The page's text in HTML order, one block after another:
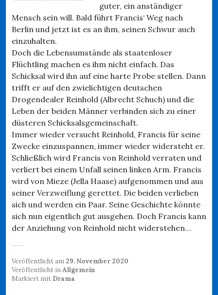
guter, ein anständiger
Mensch sein will. Bald führt Francis‘ Weg nach
Berlin und jetzt ist es an ihm, seinen Schwur auch
einzuhalten.
Doch die Lebensumstände als staatenloser
Flüchtling machen es ihm nicht einfach. Das
Schicksal wird ihn auf eine harte Probe stellen. Dann
trifft er auf den zwielichtigen deutschen
Drogendealer Reinhold (Albrecht Schuch) und die
Leben der beiden Männer verbinden sich zu einer
düsteren Schicksalsgemeinschaft.
Immer wieder versucht Reinhold, Francis für seine
Zwecke einzuspannen, immer wieder widersteht er.
Schließlich wird Francis von Reinhold verraten und
verliert bei einem Unfall seinen linken Arm. Francis
wird von Mieze (Jella Haase) aufgenommen und aus
seiner Verzweiflung gerettet. Die beiden verlieben
sich und werden ein Paar. Seine Geschichte könnte
sich nun eigentlich gut ausgehen. Doch Francis kann
der Anziehung von Reinhold nicht widerstehen…
Veröffentlicht am 29. November 2020
Veröffentlicht inAllgemein
Markiert mit Drama